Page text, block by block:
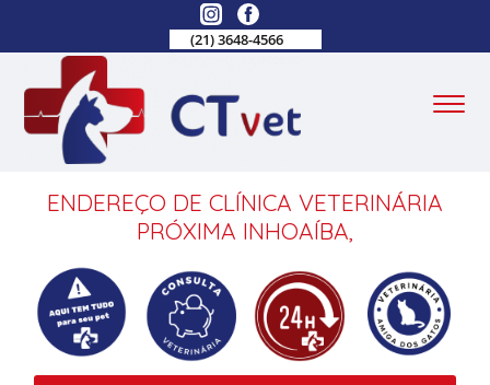
(21) 3648-4566
ENDEREÇO DE CLÍNICA VETERINÁRIA
PRÓXIMA INHOAÍBA,